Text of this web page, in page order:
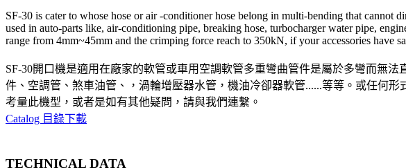
SF-30 is cater to whose hose or air -conditioner hose belong in multi-bending that cannot
used in auto-parts like, air-conditioning pipe, breaking hose, turbocharger water pipe,
range from 4mm~45mm and the crimping force reach to 350kN, if your accessories have
SF-30開口機是適用在廠家的軟管或車用空調軟管多重彎曲管件是屬於多彎而無
件、空調管、煞車油管、，渦輪增壓器水管，機油冷卻器軟管......等等。或任何
考量此機型，或者是如有其他疑問，請與我們連繫。
Catalog 目錄下載
TECHNICAL DATA